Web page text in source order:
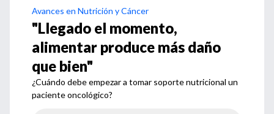
Avances en Nutrición y Cáncer
"Llegado el momento,
alimentar produce más daño
que bien"
¿Cuándo debe empezar a tomar soporte nutricional un
paciente oncológico?